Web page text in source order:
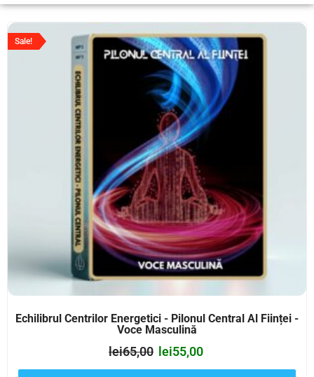
Sale!
Echilibrul Centrilor Energetici - Pilonul Central Al Ființei -
Voce Masculină
lei65,00 lei55,00